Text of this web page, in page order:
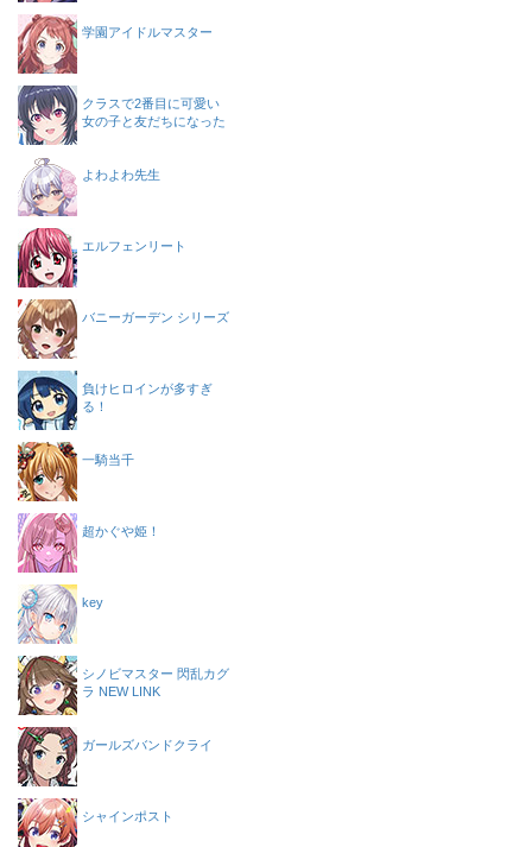
学園アイドルマスター
クラスで2番目に可愛い
女の子と友だちになった
よわよわ先生
エルフェンリート
バニーガーデン シリーズ
負けヒロインが多すぎ
る！
一騎当千
超かぐや姫！
key
シノビマスター 閃乱カグ
ラ NEW LINK
ガールズバンドクライ
シャインポスト